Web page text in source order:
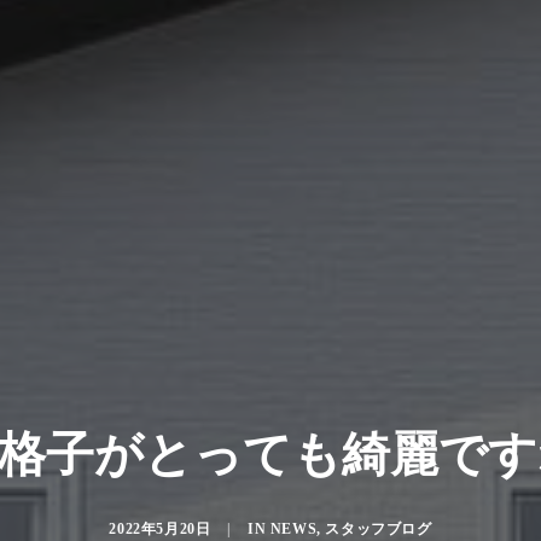
子がとっても綺麗で
2022年5月20日 IN NEWS, スタッフブログ